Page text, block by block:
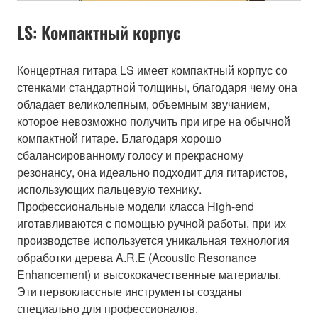
LS: Компактный корпус
Концертная гитара LS имеет компактный корпус со
стенками стандартной толщины, благодаря чему она
обладает великолепным, объемным звучанием,
которое невозможно получить при игре на обычной
компактной гитаре. Благодаря хорошо
сбалансированному голосу и прекрасному
резонансу, она идеально подходит для гитаристов,
использующих пальцевую технику.
Профессиональные модели класса High-end
иготавливаются с помощью ручной работы, при их
производстве используется уникальная технология
обработки дерева A.R.E (Acoustic Resonance
Enhancement) и высококачественные материалы.
Эти первоклассные инструменты созданы
специально для профессионалов.